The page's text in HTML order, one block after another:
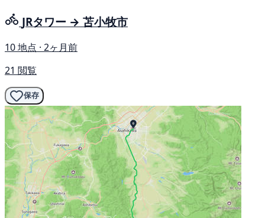
JRタワー → 苫小牧市
10 地点 · 2ヶ月前
21 閲覧
保存